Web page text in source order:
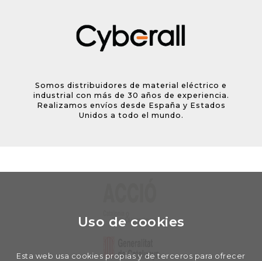
Somos distribuidores de material eléctrico e
industrial con más de 30 años de experiencia.
Realizamos envíos desde España y Estados
Unidos a todo el mundo.
Uso de cookies
Esta web usa cookies propias y de terceros para ofrecer